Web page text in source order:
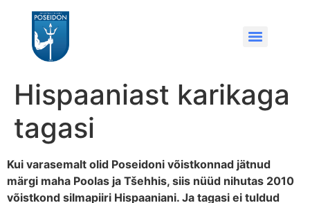
Hispaaniast karikaga
tagasi
Kui varasemalt olid Poseidoni võistkonnad jätnud
märgi maha Poolas ja Tšehhis, siis nüüd nihutas 2010
võistkond silmapiiri Hispaaniani. Ja tagasi ei tuldud